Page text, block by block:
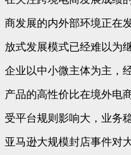
商发展的内外部环境正在
放式发展模式已经难以为
企业以中小微主体为主，
产品的高性价比在境外电
受平台规则影响大，业务
亚马逊大规模封店事件对